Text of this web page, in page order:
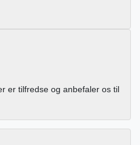
er tilfredse og anbefaler os til